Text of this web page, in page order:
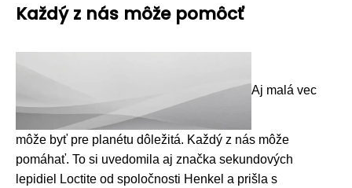
Každý z nás môže pomôcť
Aj malá vec
môže byť pre planétu dôležitá. Každý z nás môže
pomáhať. To si uvedomila aj značka sekundových
lepidiel Loctite od spoločnosti Henkel a prišla s